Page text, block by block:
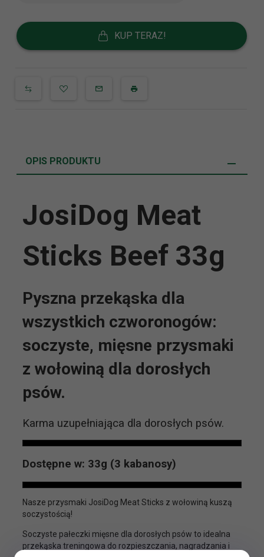
KUP TERAZ!
OPIS PRODUKTU
JosiDog Meat
Sticks Beef 33g
Pyszna przekąska dla
wszystkich czworonogów:
soczyste, mięsne przysmaki
z wołowiną dla dorosłych
psów.
Karma uzupełniająca dla dorosłych psów.
Dostępne w: 33g (3 kabanosy)
Nasze przysmaki JosiDog Meat Sticks z wołowiną kuszą
soczystością!
Soczyste pałeczki mięsne dla dorosłych psów to idealna
przekąska treningowa do rozpieszczania, nagradzania i